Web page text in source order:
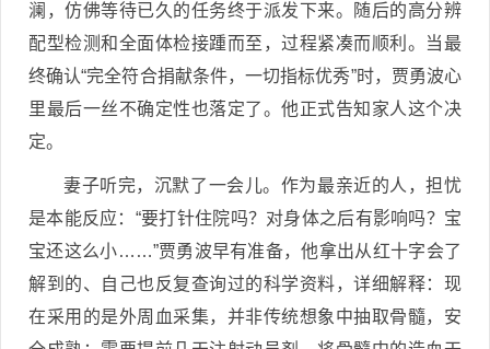
澜，仿佛等待已久的任务终于派发下来。随后的高分辨
配型检测和全面体检接踵而至，过程紧凑而顺利。当最
终确认“完全符合捐献条件，一切指标优秀”时，贾勇波心
里最后一丝不确定性也落定了。他正式告知家人这个决
定。
妻子听完，沉默了一会儿。作为最亲近的人，担忧
是本能反应：“要打针住院吗？对身体之后有影响吗？宝
宝还这么小……”贾勇波早有准备，他拿出从红十字会了
解到的、自己也反复查询过的科学资料，详细解释：现
在采用的是外周血采集，并非传统想象中抽取骨髓，安